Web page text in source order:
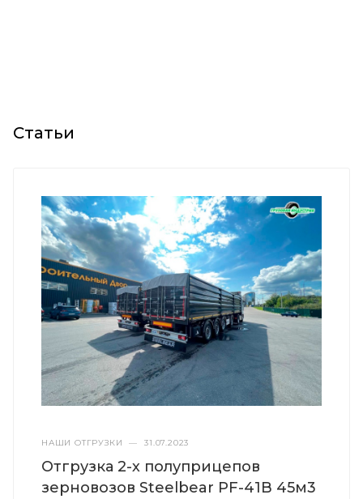
Статьи
НАШИ ОТГРУЗКИ — 31.07.2023
Отгрузка 2-х полуприцепов
зерновозов Steelbear PF-41B 45м3